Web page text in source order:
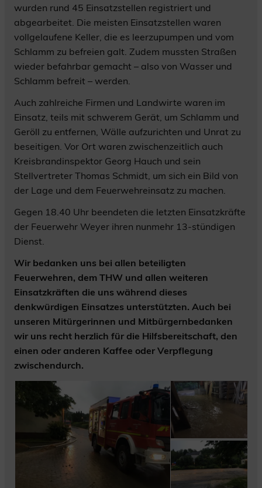
wurden rund 45 Einsatzstellen registriert und
abgearbeitet. Die meisten Einsatzstellen waren
vollgelaufene Keller, die es leerzupumpen und vom
Schlamm zu befreien galt. Zudem mussten Straßen
wieder befahrbar gemacht – also von Wasser und
Schlamm befreit – werden.
Auch zahlreiche Firmen und Landwirte waren im
Einsatz, teils mit schwerem Gerät, um Schlamm und
Geröll zu entfernen, Wälle aufzurichten und Unrat zu
beseitigen. Vor Ort waren zwischenzeitlich auch
Kreisbrandinspektor Georg Hauch und sein
Stellvertreter Thomas Schmidt, um sich ein Bild von
der Lage und dem Feuerwehreinsatz zu machen.
Gegen 18.40 Uhr beendeten die letzten Einsatzkräfte
der Feuerwehr Weyer ihren nunmehr 13-stündigen
Dienst.
Wir bedanken uns bei allen beteiligten
Feuerwehren, dem THW und allen weiteren
Einsatzkräften die uns während dieses
denkwürdigen Einsatzes unterstützten. Auch bei
unseren Mitürgerinnen und Mitbürgernbedanken
wir uns recht herzlich für die Hilfsbereitschaft, den
einen oder anderen Kaffee oder Verpflegung
zwischendurch.